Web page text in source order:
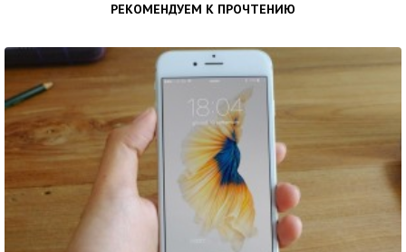
РЕКОМЕНДУЕМ К ПРОЧТЕНИЮ